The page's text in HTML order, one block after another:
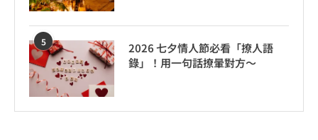
5
2026 七夕情人節必看「撩人語
錄」！用一句話撩暈對方～